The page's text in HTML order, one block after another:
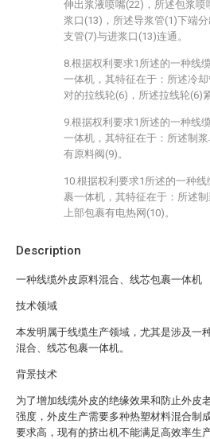
Description
一种线缆外皮原料混合、线芯包裹一体机
技术领域
本发明属于线缆生产领域，尤其是涉及一
混合、线芯包裹一体机。
背景技术
为了增加线缆外皮的绝缘效果和防止外皮
强度，外皮生产需要多种热塑材料混合制
要求高，现有的挤出机不能满足高效率生产
伸出浆液喷嘴(22)，所述包浆
浆口(13)，所述导浆管(1)下端
支管(7)与进浆口(13)连通。
8.根据权利要求1所述的一种线
一体机，其特征在于：所述冷
对的拉线轮(6)，所述拉线轮(6)
9.根据权利要求1所述的一种线
一体机，其特征在于：所述制
有原料阀(9)。
10.根据权利要求1所述的一种
裹一体机，其特征在于：所述
上部包裹有电热网(10)。